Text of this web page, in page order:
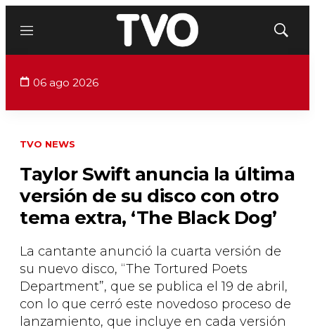
Menú
Mostrar
06 ago 2026
TVO NEWS
Taylor Swift anuncia la última
versión de su disco con otro
tema extra, ‘The Black Dog’
La cantante anunció la cuarta versión de
su nuevo disco, “The Tortured Poets
Department”, que se publica el 19 de abril,
con lo que cerró este novedoso proceso de
lanzamiento, que incluye en cada versión